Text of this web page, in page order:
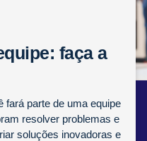
faça a
fará parte de uma equipe
resolver problemas e
soluções inovadoras e